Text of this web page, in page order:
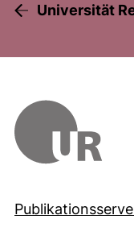
Universität